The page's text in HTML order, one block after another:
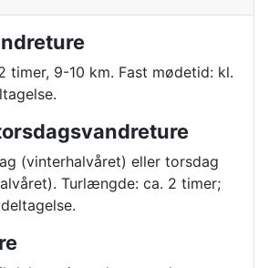
timer, 9-10 km. Fast mødetid: kl.
(vinterhalvåret) eller torsdag
Turlængde: ca. 2 timer;